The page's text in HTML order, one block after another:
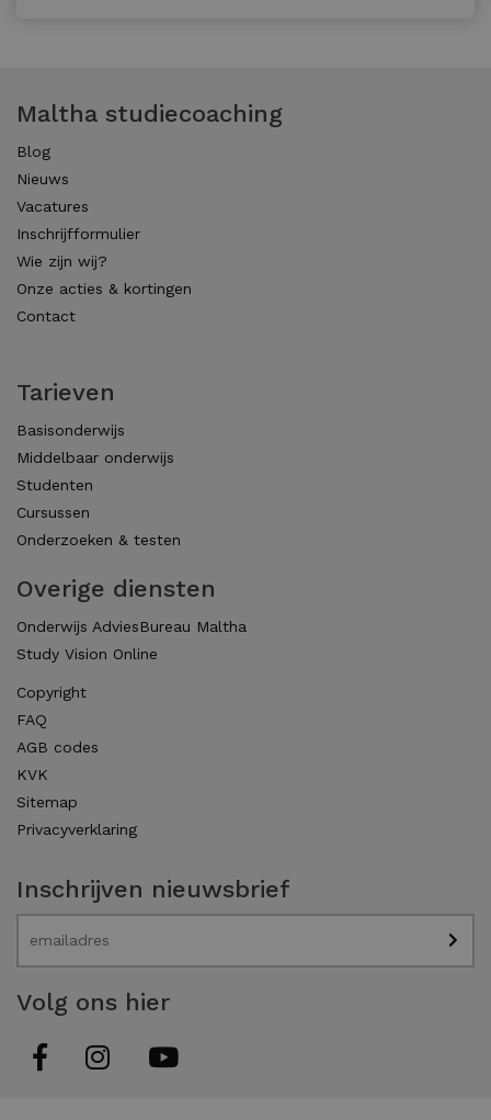
Maltha studiecoaching
Blog
Nieuws
Vacatures
Inschrijfformulier
Wie zijn wij?
Onze acties & kortingen
Contact
Tarieven
Basisonderwijs
Middelbaar onderwijs
Studenten
Cursussen
Onderzoeken & testen
Overige diensten
Onderwijs AdviesBureau Maltha
Study Vision Online
Copyright
FAQ
AGB codes
KVK
Sitemap
Privacyverklaring
Inschrijven nieuwsbrief
Volg ons hier